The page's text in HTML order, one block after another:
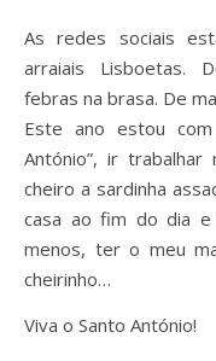
As redes sociais estão carregadas de fotografias de
arraiais Lisboetas.
febras na brasa. De
Este ano estou
António”, ir
cheiro a sardinha
casa ao fim do dia e
menos, ter o meu
cheirinho…
Viva o Santo António!